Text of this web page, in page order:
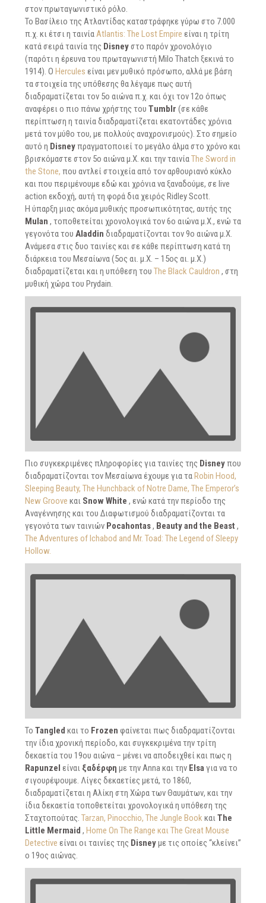
στον πρωταγωνιστικό ρόλο.
To Βασίλειο της Ατλαντίδας καταστράφηκε γύρω στο 7.000
π.χ. κι έτσι η ταινία Atlantis: The Lost Empire είναι η τρίτη
κατά σειρά ταινία της Disneyστο παρόν χρονολόγιο
(παρότι η έρευνα του πρωταγωνιστή Milo Thatch ξεκινά το
1914). O Hercules είναι μεν μυθικό πρόσωπο, αλλά με βάση
τα στοιχεία της υπόθεσης θα λέγαμε πως αυτή
διαδραματίζεται τον 5ο αιώνα π.χ. και όχι τον 12ο όπως
αναφέρει ο πιο πάνω χρήστης του Tumblr (σε κάθε
περίπτωση η ταινία διαδραματίζεται εκατοντάδες χρόνια
μετά τον μύθο του, με πολλούς αναχρονισμούς). Στο σημείο
αυτό η Disneyπραγματοποιεί το μεγάλο άλμα στο χρόνο και
βρισκόμαστε στον 5ο αιώνα μ.Χ. και την ταινίαThe Sword in
the Stone, που αντλεί στοιχεία από τον αρθουριανό κύκλο
και που περιμένουμε εδώ και χρόνια να ξαναδούμε, σε live
action εκδοχή, αυτή τη φορά δια χειρός Ridley Scott.
Η ύπαρξη μιας ακόμα μυθικής προσωπικότητας, αυτής της
Mulan , τοποθετείται χρονολογικά τον 6ο αιώνα μ.Χ., ενώ τα
γεγονότα του Aladdin διαδραματίζονται τον 9ο αιώνα μ.Χ.
Ανάμεσα στις δυο ταινίες και σε κάθε περίπτωση κατά τη
διάρκεια του Μεσαίωνα (5ος αι. μ.Χ. – 15ος αι. μ.Χ.)
διαδραματίζεται και η υπόθεση του The Black Cauldron , στη
μυθική χώρα του Prydain.
Πιο συγκεκριμένες πληροφορίες για ταινίες της Disneyπου
διαδραματίζονται τον Μεσαίωνα έχουμε για ταRobin Hood,
Sleeping Beauty, The Hunchback of Notre Dame, The Emperor’s
New Groove και Snow White , ενώ κατά την περίοδο της
Αναγέννησης και του Διαφωτισμού διαδραματίζονται τα
γεγονότα των ταινιών Pocahontas, Beauty and the Beast ,
The Adventures of Ichabod and Mr. Toad: The Legend of Sleepy
Hollow.
Το Tangled και το Frozen φαίνεται πως διαδραματίζονται
την ίδια χρονική περίοδο, και συγκεκριμένα την τρίτη
δεκαετία του 19ου αιώνα – μένει να αποδειχθεί και πως η
Rapunzel είναι ξαδέρφη με την Anna και την Elsaγια να το
σιγουρέψουμε. Λίγες δεκαετίες μετά, το 1860,
διαδραματίζεται η Αλίκη στη Χώρα των Θαυμάτων, και την
ίδια δεκαετία τοποθετείται χρονολογικά η υπόθεση της
Σταχτοπούτας. Tarzan, Pinocchio, The Jungle Book καιThe
Little Mermaid , Home On The Range και The Great Mouse
Detective είναι οι ταινίες της Disneyμε τις οποίες “κλείνει”
ο 19ος αιώνας.